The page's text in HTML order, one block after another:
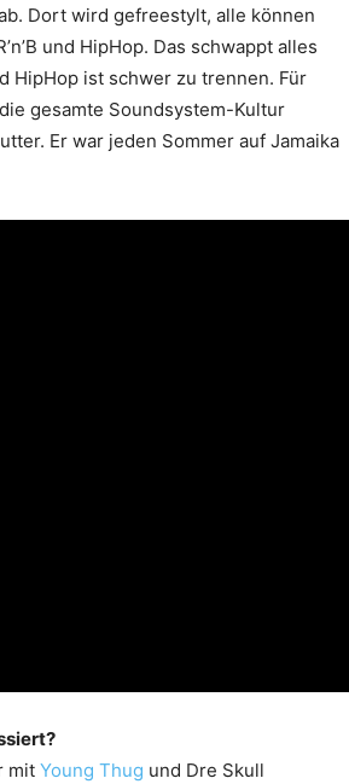
Dort wird gefreestylt, alle können
und HipHop. Das schwappt alles
HipHop ist schwer zu trennen. Für
gesamte Soundsystem-Kultur
Er war jeden Sommer auf Jamaika
mit Young Thug und Dre Skull